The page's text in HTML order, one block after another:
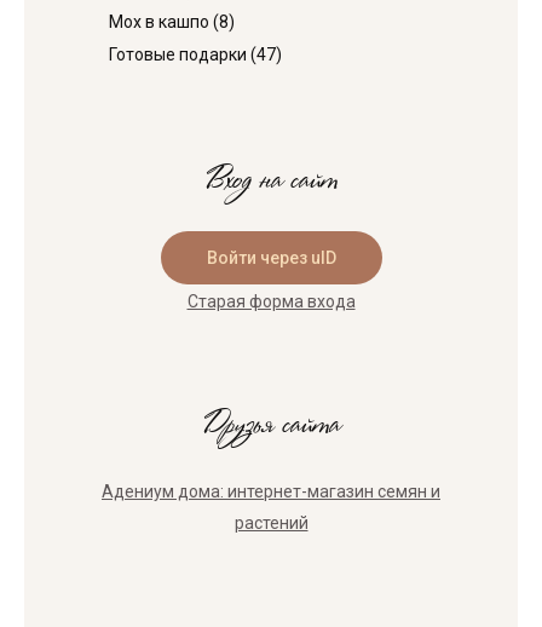
Мох в кашпо (8)
Готовые подарки (47)
Вход на сайт
Войти через uID
Старая форма входа
Друзья сайта
Адениум дома: интернет-магазин семян и
растений